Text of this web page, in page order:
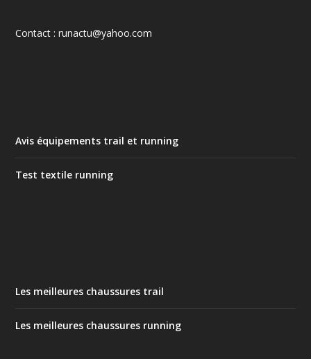
Contact : runactu@yahoo.com
Avis équipements trail et running
Test textile running
Les meilleures chaussures trail
Les meilleures chaussures running